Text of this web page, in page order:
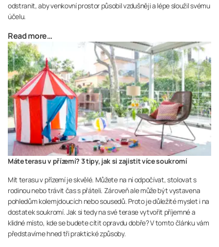
odstranit, aby venkovní prostor působil vzdušněji a lépe sloužil svému
účelu.
Read more…
Máte terasu v přízemí? 3 tipy, jak si zajistit více soukromí
Mít terasu v přízemí je skvělé. Můžete na ní odpočívat, stolovat s
rodinou nebo trávit čas s přáteli. Zároveň ale může být vystavena
pohledům kolemjdoucích nebo sousedů. Proto je důležité myslet i na
dostatek soukromí. Jak si tedy na své terase vytvořit příjemné a
klidné místo, kde se budete cítit opravdu dobře? V tomto článku vám
představíme hned tři praktické způsoby.